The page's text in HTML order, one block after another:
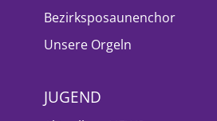
Bezirksposaunenchor
Unsere Orgeln
JUGEND